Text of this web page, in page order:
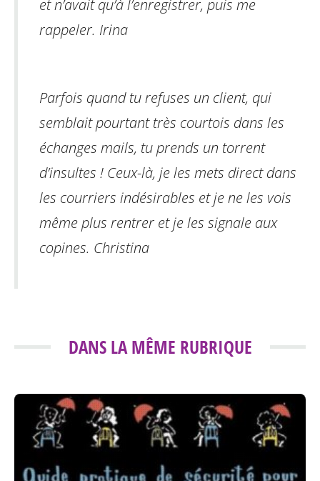
et n’avait qu’à l’enregistrer, puis me
rappeler. Irina
Parfois quand tu refuses un client, qui
semblait pourtant très courtois dans les
échanges mails, tu prends un torrent
d’insultes ! Ceux-là, je les mets direct dans
les courriers indésirables et je ne les vois
même plus rentrer et je les signale aux
copines. Christina
DANS LA MÊME RUBRIQUE